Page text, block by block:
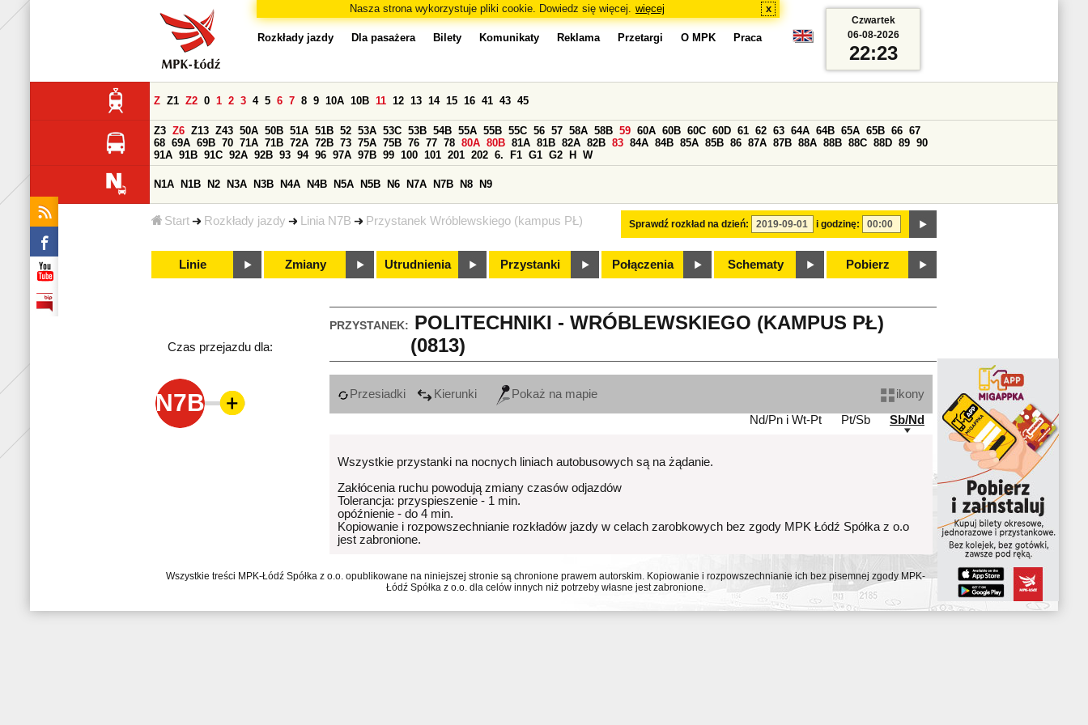
Nasza strona wykorzystuje pliki cookie. Dowiedz się więcej. więcej x
Start Rozkłady jazdy Linia N7B Przystanek Wróblewskiego (kampus PŁ)
Rozkłady jazdy Dla pasażera Bilety Komunikaty Reklama Przetargi O MPK Praca
Sprawdź rozkład na dzień: i godzinę:
Z Z1 Z2 0 1 2 3 4 5 6 7 8 9 10A 10B 11 12 13 14 15 16 41 43 45
Z3 Z6 Z13 Z43 50A 50B 51A 51B 52 53A 53C 53B 54B 55A 55B 55C 56 57 58A 58B 59 60A 60B 60C 60D 61 62 63 64A 64B 65A 65B 66 67
68 69A 69B 70 71A 71B 72A 72B 73 75A 75B 76 77 78 80A 80B 81A 81B 82A 82B 83 84A 84B 85A 85B 86 87A 87B 88A 88B 88C 88D 89 90
91A 91B 91C 92A 92B 93 94 96 97A 97B 99 100 101 201 202 6. F1 G1 G2 H W
N1A N1B N2 N3A N3B N4A N4B N5A N5B N6 N7A N7B N8 N9
Linie Zmiany Utrudnienia Przystanki Połączenia Schematy Pobierz
Czwartek
06-08-2026
22:23
PRZYSTANEK: POLITECHNIKI - WRÓBLEWSKIEGO (KAMPUS PŁ)
(0813)
Czas przejazdu dla:
N7B Przesiadki Kierunki Pokaż na mapie
ikony
Nd/Pn i Wt-Pt
Pt/Sb Sb/Nd
Wszystkie przystanki na nocnych liniach autobusowych są na żądanie.
Zakłócenia ruchu powodują zmiany czasów odjazdów
Tolerancja: przyspieszenie - 1 min.
opóźnienie - do 4 min.
Kopiowanie i rozpowszechnianie rozkładów jazdy w celach zarobkowych bez zgody MPK Łódź Spółka z o.o
jest zabronione.
Wszystkie treści MPK-Łódź Spółka z o.o. opublikowane na niniejszej stronie są chronione prawem autorskim. Kopiowanie i rozpowszechnianie ich bez pisemnej zgody MPK-
Łódź Spółka z o.o. dla celów innych niż potrzeby własne jest zabronione.